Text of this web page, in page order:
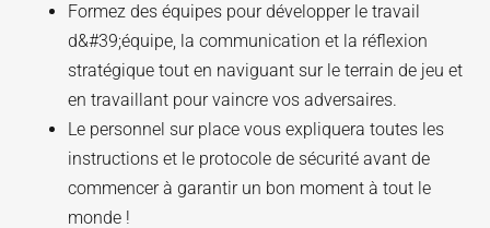
Formez des équipes pour développer le travail
d&#39;équipe, la communication et la réflexion
stratégique tout en naviguant sur le terrain de jeu et
en travaillant pour vaincre vos adversaires.
Le personnel sur place vous expliquera toutes les
instructions et le protocole de sécurité avant de
commencer à garantir un bon moment à tout le
monde !